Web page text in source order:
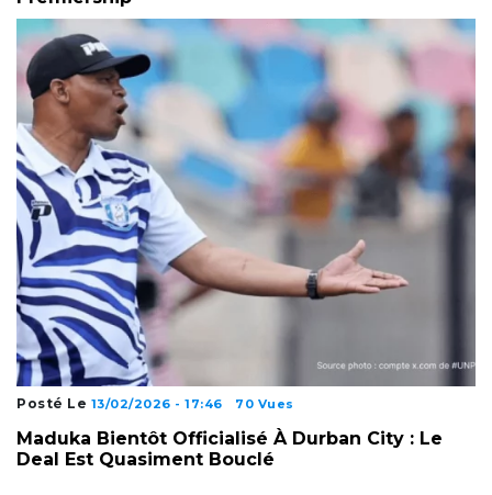
Posté Le 13/02/2026 - 17:46 70 Vues
Maduka Bientôt Officialisé À Durban City : Le
Deal Est Quasiment Bouclé